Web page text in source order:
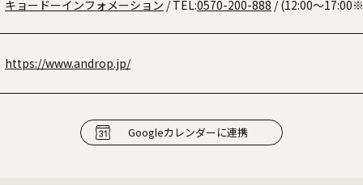
キョードーインフォメーション / TEL:0570-200-888 / (12:00〜
https://www.androp.jp/
Googleカレンダーに連携